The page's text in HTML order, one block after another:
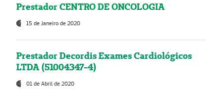
Prestador CENTRO DE ONCOLOGIA
15 de Janeiro de 2020
Prestador Decordis Exames Cardiológicos
LTDA (51004347-4)
01 de Abril de 2020